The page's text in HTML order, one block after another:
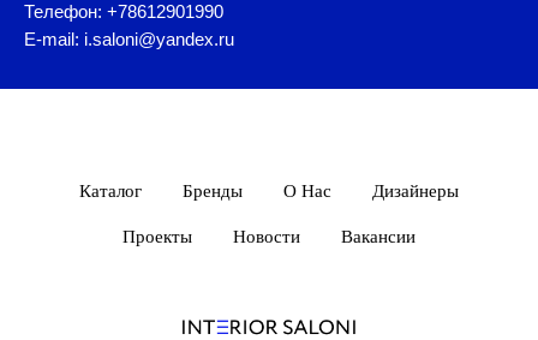
Телефон: +78612901990
E-mail: i.saloni@yandex.ru
Каталог Бренды О Нас Дизайнеры
Проекты Новости Вакансии